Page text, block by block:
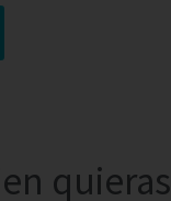
quieras